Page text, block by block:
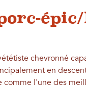
chevronné
en
comme l'une des